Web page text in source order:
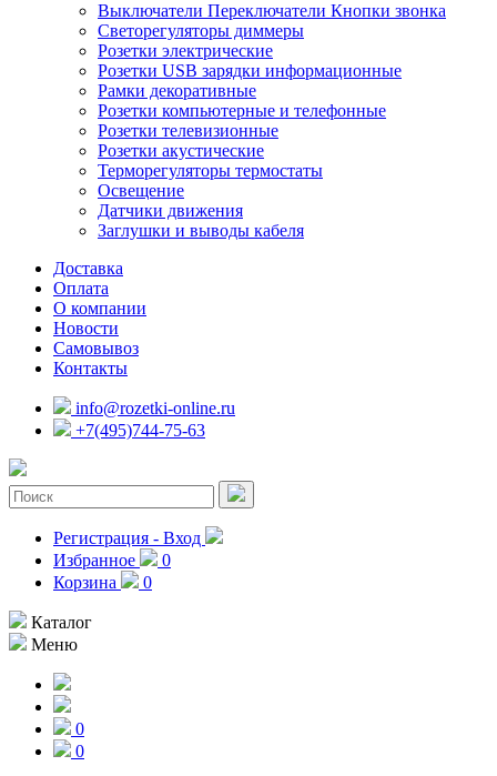
Выключатели Переключатели Кнопки звонка
Светорегуляторы диммеры
Розетки электрические
Розетки USB зарядки информационные
Рамки декоративные
Розетки компьютерные и телефонные
Розетки телевизионные
Розетки акустические
Терморегуляторы термостаты
Освещение
Датчики движения
Заглушки и выводы кабеля
Доставка
Оплата
О компании
Новости
Самовывоз
Контакты
info@rozetki-online.ru
+7(495)744-75-63
Регистрация - Вход
Избранное
0
Корзина
0
Каталог
Меню
0
0